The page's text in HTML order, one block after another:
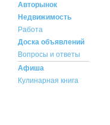
Авторынок
Недвижимость
Работа
Доска объявлений
Вопросы и ответы
Афиша
Кулинарная книга